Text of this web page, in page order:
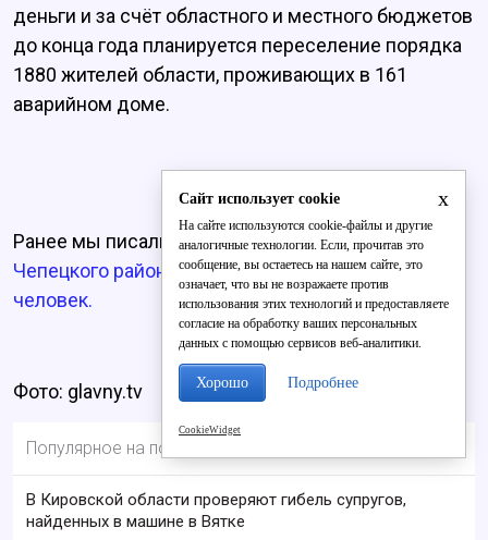
деньги и за счёт областного и местного бюджетов
до конца года планируется переселение порядка
1880 жителей области, проживающих в 161
аварийном доме.
Ранее мы писали о том, чтожитель Кирово-
Чепецкого района прописал в квартире 18
человек.
Фото: glavny.tv
Популярное на портале
В Кировской области проверяют гибель супругов,
найденных в машине в Вятке
x
Сайт использует cookie
На сайте используются cookie-файлы и другие
аналогичные технологии. Если, прочитав это
сообщение, вы остаетесь на нашем сайте, это
означает, что вы не возражаете против
использования этих технологий и предоставляете
согласие на обработку ваших персональных
данных с помощью сервисов веб-аналитики.
Хорошо Подробнее
CookieWidget